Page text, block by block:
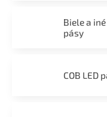
Biele a
pásy
COB LED